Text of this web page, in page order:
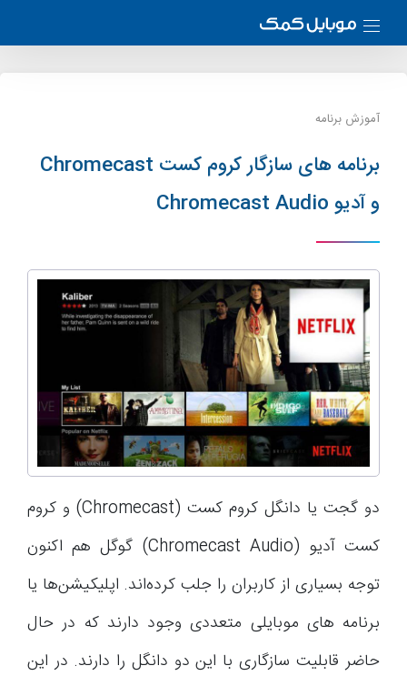
آموزش برنامه
برنامه های سازگار کروم کست Chromecast
و آدیو Chromecast Audio
دو گجت یا دانگل کروم کست (Chromecast) و کروم
کست آدیو (Chromecast Audio) گوگل هم اکنون
توجه بسیاری از کاربران را جلب کرده‌اند. اپلیکیشن‌ها یا
برنامه های موبایلی متعددی وجود دارند که در حال
حاضر قابلیت سازگاری با این دو دانگل را دارند. در این